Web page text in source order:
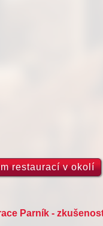
restaurací v okolí
Parník -